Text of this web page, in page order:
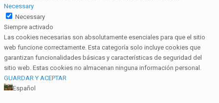
Necessary
Necessary
Siempre activado
Las cookies necesarias son absolutamente esenciales para que el sitio
web funcione correctamente. Esta categoría solo incluye cookies que
garantizan funcionalidades básicas y características de seguridad del
sitio web. Estas cookies no almacenan ninguna información personal.
GUARDAR Y ACEPTAR
Español